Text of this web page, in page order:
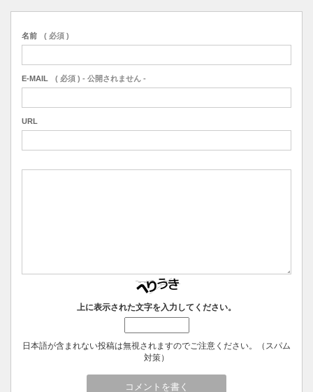
名前 ( 必須 )
E-MAIL ( 必須 ) - 公開されません -
URL
上に表示された文字を入力してください。
日本語が含まれない投稿は無視されますのでご注意ください。（スパム
対策）